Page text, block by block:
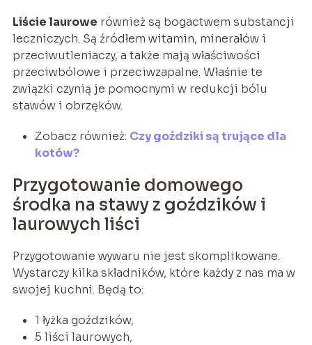
Liście laurowe również są bogactwem substancji
leczniczych. Są źródłem witamin, minerałów i
przeciwutleniaczy, a także mają właściwości
przeciwbólowe i przeciwzapalne. Właśnie te
związki czynią je pomocnymi w redukcji bólu
stawów i obrzęków.
Zobacz również: Czy goździki są trujące dla
kotów?
Przygotowanie domowego
środka na stawy z goździków i
laurowych liści
Przygotowanie wywaru nie jest skomplikowane.
Wystarczy kilka składników, które każdy z nas ma w
swojej kuchni. Będą to:
1 łyżka goździków,
5 liści laurowych,